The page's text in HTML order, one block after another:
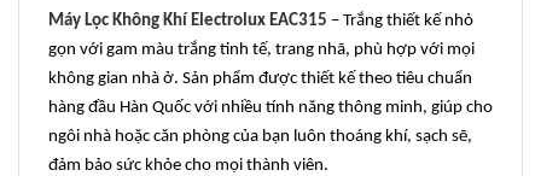
Máy Lọc Không Khí Electrolux EAC315 – Trắng thiết kế nhỏ
gọn với gam màu trắng tinh tế, trang nhã, phù hợp với mọi
không gian nhà ở. Sản phẩm được thiết kế theo tiêu chuẩn
hàng đầu Hàn Quốc với nhiều tính năng thông minh, giúp cho
ngôi nhà hoặc căn phòng của bạn luôn thoáng khí, sạch sẽ,
đảm bảo sức khỏe cho mọi thành viên.